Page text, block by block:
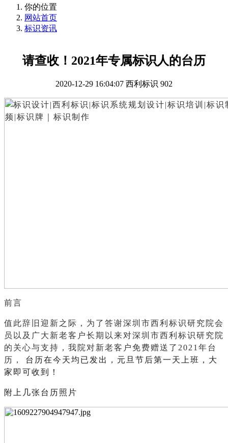
你的位置
网站首页
标识资讯
请查收！2021年专属标识人的台历
2020-12-29 16:04:07 西利标识 902
前言
值此辞旧迎新之际，为了答谢深圳市西利标识研究院会
员以及广大新老客户长期以来对深圳市西利标识研究院
的关心与支持，我院对新老客户免费赠送了 2021年台
历， 台历在今天均已发出，元旦节后第一天上班，大
家即可收到！
附上几张台历照片